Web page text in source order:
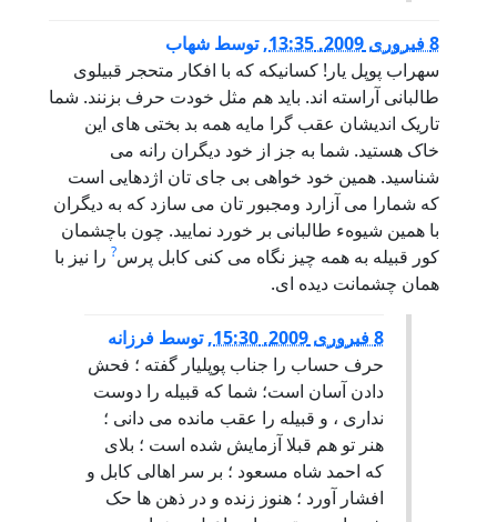
8 فبروری 2009, 13:35 ,توسط شهاب
سهراب پوپل یار! کسانیکه که با افکار متحجر قبیلوی
طالبانی آراسته اند. باید هم مثل خودت حرف بزنند. شما
تاریک اندیشان عقب گرا مایه همه بد بختی های این
خاک هستید. شما به جز از خود دیگران رانه می
شناسید. همین خود خواهی بی جای تان اژدهایی است
که شمارا می آزارد ومجبور تان می سازد که به دیگران
با همین شیوهء طالبانی بر خورد نمایید. چون باچشمان
کور قبیله به همه چیز نگاه می کنی کابل پرس? را نیز با
همان چشمانت دیده ای.
8 فبروری 2009, 15:30 ,توسط فرزانه
حرف حساب را جناب پوپليار گفته ؛ فحش
دادن آسان است؛ شما که قبيله را دوست
نداری ، و قبيله را عقب مانده می دانی ؛
هنر تو هم قبلا آزمايش شده است ؛ بلای
که احمد شاه مسعود ؛ بر سر اهالی کابل و
افشار آورد ؛ هنوز زنده و در ذهن ها حک